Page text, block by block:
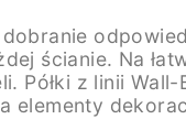
ścianie. Na
Półki z linii
elementy